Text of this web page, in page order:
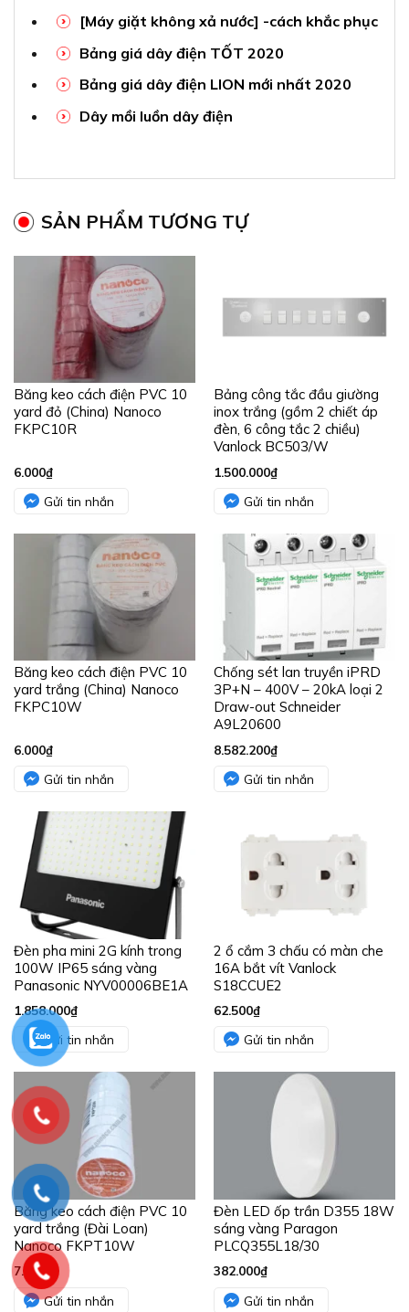
[Máy giặt không xả nước] -cách khắc phục
Bảng giá dây điện TỐT 2020
Bảng giá dây điện LION mới nhất 2020
Dây mồi luồn dây điện
SẢN PHẨM TƯƠNG TỰ
Băng keo cách điện PVC 10
yard đỏ (China) Nanoco
FKPC10R
6.000₫
Gửi tin nhắn
Bảng công tắc đầu giường
inox trắng (gồm 2 chiết áp
đèn, 6 công tắc 2 chiều)
Vanlock BC503/W
1.500.000₫
Gửi tin nhắn
Băng keo cách điện PVC 10
yard trắng (China) Nanoco
FKPC10W
6.000₫
Gửi tin nhắn
Chống sét lan truyền iPRD
3P+N – 400V – 20kA loại 2
Draw-out Schneider
A9L20600
8.582.200₫
Gửi tin nhắn
Đèn pha mini 2G kính trong
100W IP65 sáng vàng
Panasonic NYV00006BE1A
1.858.000₫
Gửi tin nhắn
2 ổ cắm 3 chấu có màn che
16A bắt vít Vanlock
S18CCUE2
62.500₫
Gửi tin nhắn
Băng keo cách điện PVC 10
yard trắng (Đài Loan)
Nanoco FKPT10W
7.800₫
Gửi tin nhắn
Đèn LED ốp trần D355 18W
sáng vàng Paragon
PLCQ355L18/30
382.000₫
Gửi tin nhắn